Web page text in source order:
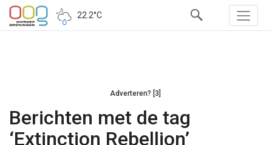
22.2°C
Adverteren? [3]
Berichten met de tag
‘Extinction Rebellion’